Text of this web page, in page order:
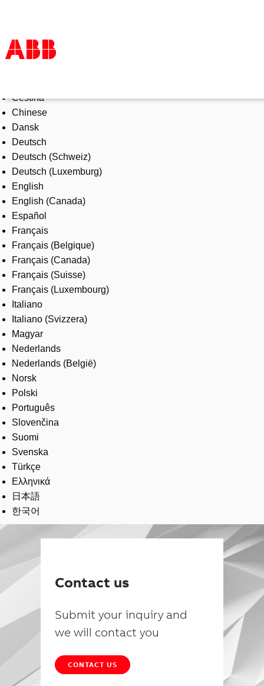
Products & Solutions
Industries
Services
About us
Where to buy
Contact us
Careers
Čeština
Chinese
Dansk
Deutsch
Deutsch (Schweiz)
Deutsch (Luxemburg)
English
English (Canada)
Español
Français
Français (Belgique)
Français (Canada)
Français (Suisse)
Français (Luxembourg)
Italiano
Italiano (Svizzera)
Magyar
Nederlands
Nederlands (België)
Norsk
Polski
Português
Slovenčina
Suomi
Svenska
Türkçe
Ελληνικά
日本語
한국어
Contact us
Submit your inquiry and
we will contact you
CONTACT US